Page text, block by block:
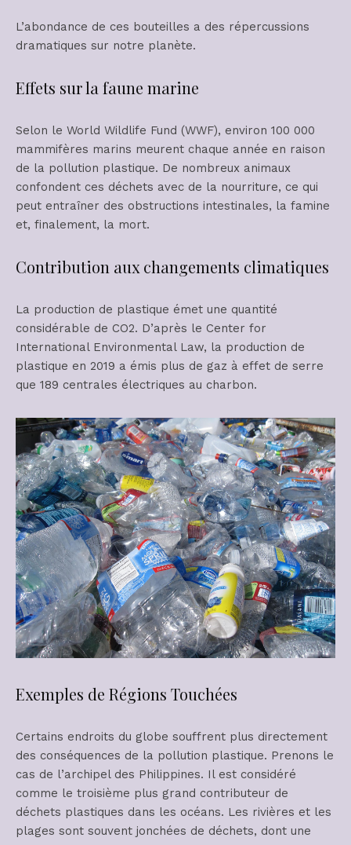
L’abondance de ces bouteilles a des répercussions
dramatiques sur notre planète.
Effets sur la faune marine
Selon le World Wildlife Fund (WWF), environ 100 000
mammifères marins meurent chaque année en raison
de la pollution plastique. De nombreux animaux
confondent ces déchets avec de la nourriture, ce qui
peut entraîner des obstructions intestinales, la famine
et, finalement, la mort.
Contribution aux changements climatiques
La production de plastique émet une quantité
considérable de CO2. D’après le Center for
International Environmental Law, la production de
plastique en 2019 a émis plus de gaz à effet de serre
que 189 centrales électriques au charbon.
Exemples de Régions Touchées
Certains endroits du globe souffrent plus directement
des conséquences de la pollution plastique. Prenons le
cas de l’archipel des Philippines. Il est considéré
comme le troisième plus grand contributeur de
déchets plastiques dans les océans. Les rivières et les
plages sont souvent jonchées de déchets, dont une